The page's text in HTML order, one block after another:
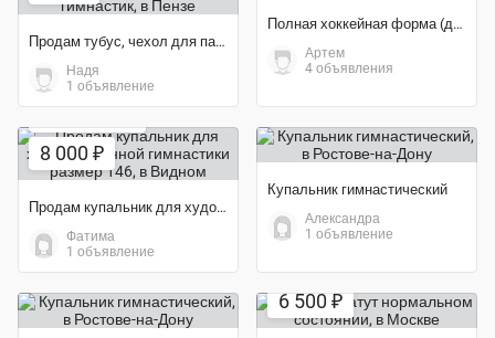
Продам тубус, чехол для палочки для художественной гимнастик
Надя
1 объявление
Полная хоккейная форма (детская)
Артем
4 объявления
8 000 ₽
Продам купальник для художественной гимнастики размер 146
Фатима
1 объявление
Купальник гимнастический
Александра
1 объявление
6 500 ₽